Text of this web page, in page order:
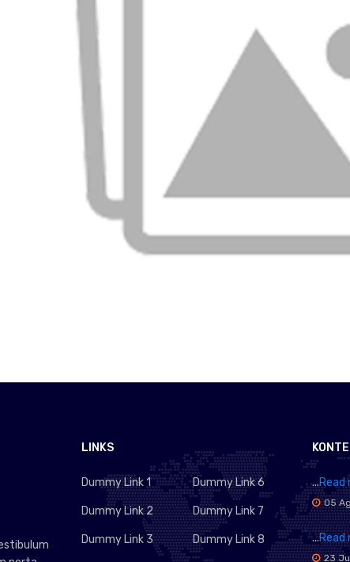
LINKS
Dummy Link 1
Dummy Link 2
Dummy Link 3
Dummy Link 6
Dummy Link 7
Dummy Link 8
...Read
05
...Read
23